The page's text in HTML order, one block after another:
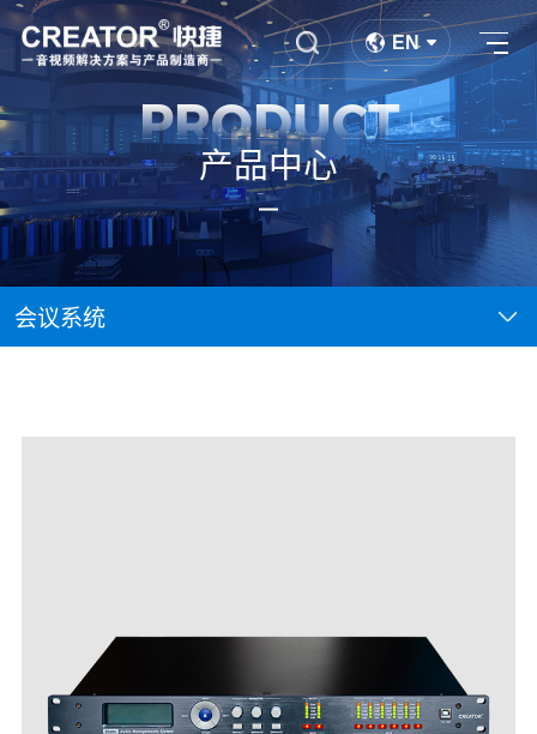
EN
PRODUCT
产品中心
会议系统